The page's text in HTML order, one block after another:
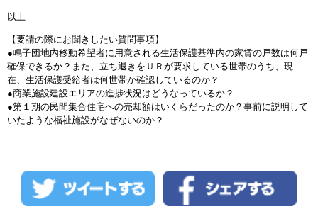
以上
【要請の際にお聞きしたい質問事項】
●鳴子団地内移動希望者に用意される生活保護基準内の家賃の戸数は何戸
確保できるか？また、立ち退きをＵＲが要求している世帯のうち、現
在、生活保護受給者は何世帯か確認しているのか？
●商業施設建設エリアの進捗状況はどうなっているか？
●第１期の民間集合住宅への売却額はいくらだったのか？事前に説明して
いたような福祉施設がなぜないのか？